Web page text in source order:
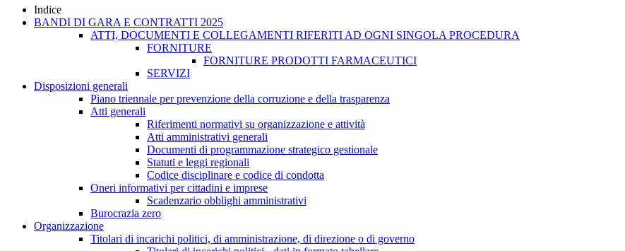
Indice
BANDI DI GARA E CONTRATTI 2025
ATTI, DOCUMENTI E COLLEGAMENTI RIFERITI AD OGNI SINGOLA PROCEDURA
FORNITURE
FORNITURE PRODOTTI FARMACEUTICI
SERVIZI
Disposizioni generali
Piano triennale per prevenzione della corruzione e della trasparenza
Atti generali
Riferimenti normativi su organizzazione e attività
Atti amministrativi generali
Documenti di programmazione strategico gestionale
Statuti e leggi regionali
Codice disciplinare e codice di condotta
Oneri informativi per cittadini e imprese
Scadenzario obblighi amministrativi
Burocrazia zero
Organizzazione
Titolari di incarichi politici, di amministrazione, di direzione o di governo